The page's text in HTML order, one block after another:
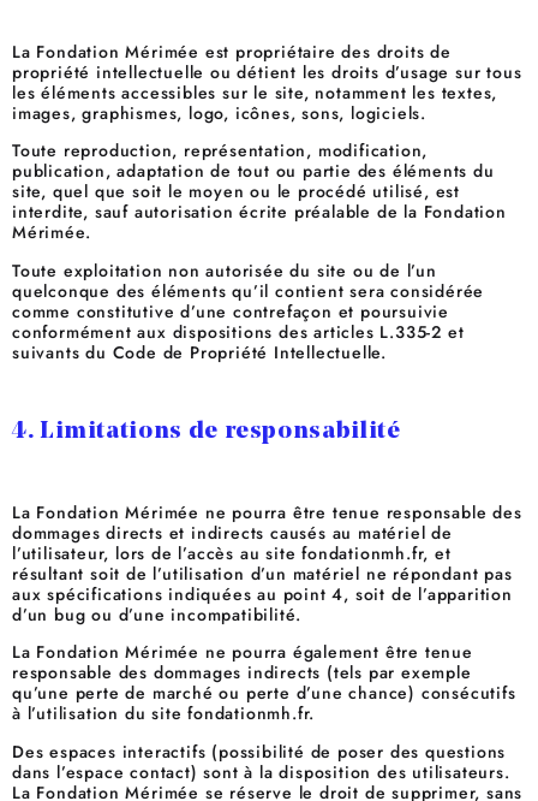
La Fondation Mérimée est propriétaire des droits de
propriété intellectuelle ou détient les droits d’usage sur tous
les éléments accessibles sur le site, notamment les textes,
images, graphismes, logo, icônes, sons, logiciels.
Toute reproduction, représentation, modification,
publication, adaptation de tout ou partie des éléments du
site, quel que soit le moyen ou le procédé utilisé, est
interdite, sauf autorisation écrite préalable de la Fondation
Mérimée.
Toute exploitation non autorisée du site ou de l’un
quelconque des éléments qu’il contient sera considérée
comme constitutive d’une contrefaçon et poursuivie
conformément aux dispositions des articles L.335-2 et
suivants du Code de Propriété Intellectuelle.
4. Limitations de responsabilité
La Fondation Mérimée ne pourra être tenue responsable des
dommages directs et indirects causés au matériel de
l’utilisateur, lors de l’accès au site fondationmh.fr, et
résultant soit de l’utilisation d’un matériel ne répondant pas
aux spécifications indiquées au point 4, soit de l’apparition
d’un bug ou d’une incompatibilité.
La Fondation Mérimée ne pourra également être tenue
responsable des dommages indirects (tels par exemple
qu’une perte de marché ou perte d’une chance) consécutifs
à l’utilisation du site fondationmh.fr.
Des espaces interactifs (possibilité de poser des questions
dans l’espace contact) sont à la disposition des utilisateurs.
La Fondation Mérimée se réserve le droit de supprimer, sans